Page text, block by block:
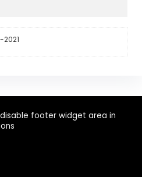
2021
footer widget area in